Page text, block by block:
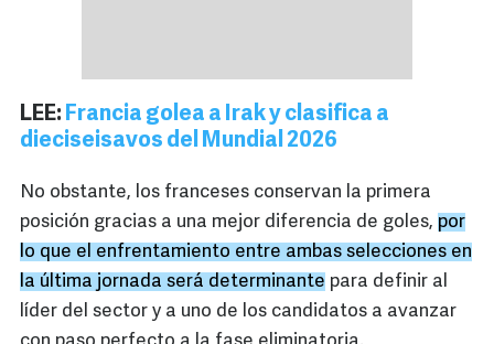
LEE: Francia golea a Irak y clasifica a
dieciseisavos del Mundial 2026
No obstante, los franceses conservan la primera
posición gracias a una mejor diferencia de goles, por
lo que el enfrentamiento entre ambas selecciones en
la última jornada será determinante para definir al
líder del sector y a uno de los candidatos a avanzar